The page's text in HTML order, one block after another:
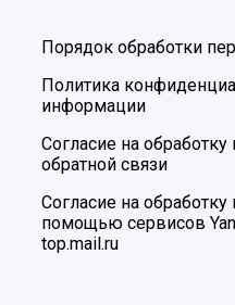
Порядок обработки
Политика
информации
Согласие на
обратной связи
Согласие на
помощью сервисов
top.mail.ru